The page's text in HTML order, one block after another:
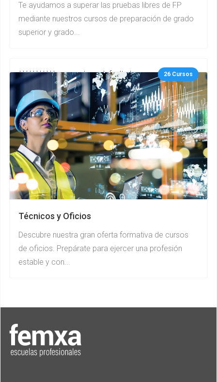
Te ayudamos a superar las pruebas libres de FP
mediante nuestros cursos de preparación de grado
superior y grado...
***********gurupcategs default.php 26 Cursos
Técnicos y Oficios
Descubre nuestra gran oferta formativa de cursos
de oficios. Prepárate para ejercer una profesión
estable y con...